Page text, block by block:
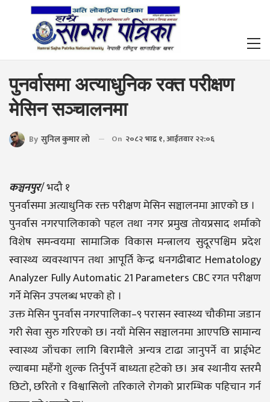
पुनर्वासमा अत्याधुनिक रक्त परीक्षण
मेसिन सञ्चालनमा
By सुनिल कुमार लो On २०८२ भाद्र १, आईतवार २२:०६
कञ्चनपुर/ भदौ १
पुनर्वासमा अत्याधुनिक रक्त परीक्षण मेसिन सञ्चालनमा आएको छ ।
पुनर्वास नगरपालिकाको पहल तथा नगर प्रमुख तोयप्रसाद शर्माको
विशेष समन्वयमा सामाजिक विकास मन्त्रालय सुदूरपश्चिम प्रदेश
स्वास्थ्य व्यवस्थापन तथा आपूर्ति केन्द्र धनगढीबाट Hematology
Analyzer Fully Automatic 21 Parameters CBC रगत परीक्षण
गर्ने मेसिन उपलब्ध भएको हो ।
उक्त मेसिन पुनर्वास नगरपालिका–९ परासन स्वास्थ्य चौकीमा जडान
गरी सेवा सुरु गरिएको छ। नयाँ मेसिन सञ्चालनमा आएपछि सामान्य
स्वास्थ्य जाँचका लागि बिरामीले अन्यत्र टाढा जानुपर्ने वा प्राईभेट
ल्याबमा महँगो शुल्क तिर्नुपर्ने बाध्यता हटेको छ। अब स्थानीय स्तरमै
छिटो, छरितो र विश्वासिलो तरिकाले रोगको प्रारम्भिक पहिचान गर्न